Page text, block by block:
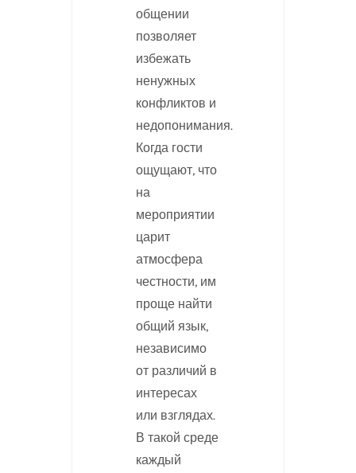
общении
позволяет
избежать
ненужных
конфликтов и
недопонимания.
Когда гости
ощущают, что
на
мероприятии
царит
атмосфера
честности, им
проще найти
общий язык,
независимо
от различий в
интересах
или взглядах.
В такой среде
каждый